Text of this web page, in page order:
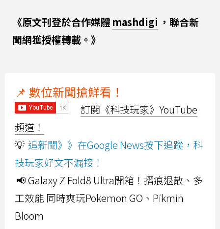
《原文刊登於合作媒體 mashdigi ，聯合新
聞網獲授權轉載。》
📌 數位新聞搶鮮看！
訂閱《科技玩家》YouTube
頻道！
💡 追新聞》》在Google News按下追蹤，科
技玩家好文不漏接！
📢 Galaxy Z Fold8 Ultra開箱！摺痕退散、多
工效能 同時爽玩Pokemon GO、Pikmin
Bloom